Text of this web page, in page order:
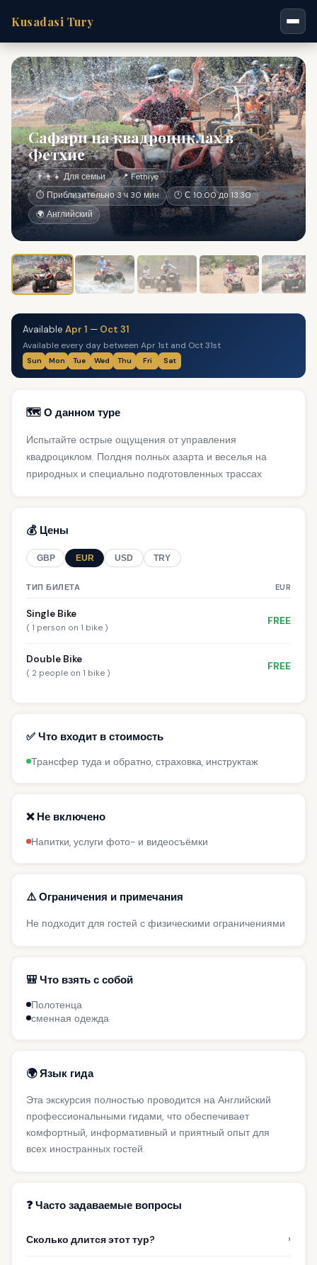
Kusadasi Tury
Сафари на квадроциклах в
Фетхие
👨‍👩‍👧 Для семьи
📍 Fethiye
⏱ Приблизительно 3 ч 30 мин
🕐 С 10:00 до 13:30
🌍 Английский
Available Apr 1 — Oct 31
Available every day between Apr 1st and Oct 31st
Sun Mon Tue Wed Thu Fri Sat
🗺️ О данном туре
Испытайте острые ощущения от управления
квадроциклом. Полдня полных азарта и веселья на
природных и специально подготовленных трассах
💰 Цены
GBP EUR USD TRY
ТИП БИЛЕТА EUR
Single Bike
( 1 person on 1 bike )
FREE
Double Bike
( 2 people on 1 bike )
FREE
✅ Что входит в стоимость
Трансфер туда и обратно, страховка, инструктаж
❌ Не включено
Напитки, услуги фото- и видеосъёмки
⚠️ Ограничения и примечания
Не подходит для гостей с физическими ограничениями
🎒 Что взять с собой
Полотенца
сменная одежда
🌍 Язык гида
Эта экскурсия полностью проводится на Английский
профессиональными гидами, что обеспечивает
комфортный, информативный и приятный опыт для
всех иностранных гостей.
❓ Часто задаваемые вопросы
Сколько длится этот тур? ›